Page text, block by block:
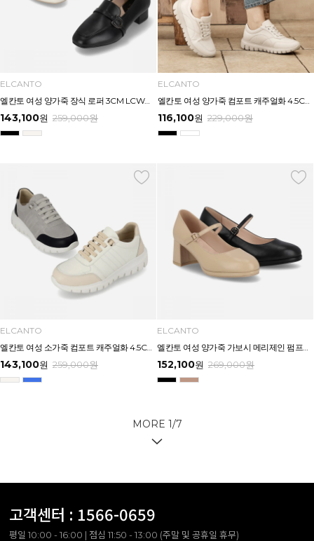
ELCANTO
엘칸토 여성 양가죽 장식 로퍼 3CM LCWD76U613
143,100원 259,000원
ELCANTO
엘칸토 여성 양가죽 컴포트 캐주얼화 4.5CM LCWC37U613
116,100원 229,000원
ELCANTO
엘칸토 여성 소가죽 컴포트 캐주얼화 4.5CM LCWC36U613
143,100원 259,000원
ELCANTO
152,100원 269,000원
MORE 1/7
고객센터 : 1566-0659
평일 10:00 - 16:00 | 점심 11:50 - 13:00 (주말 및 공휴일 휴무)